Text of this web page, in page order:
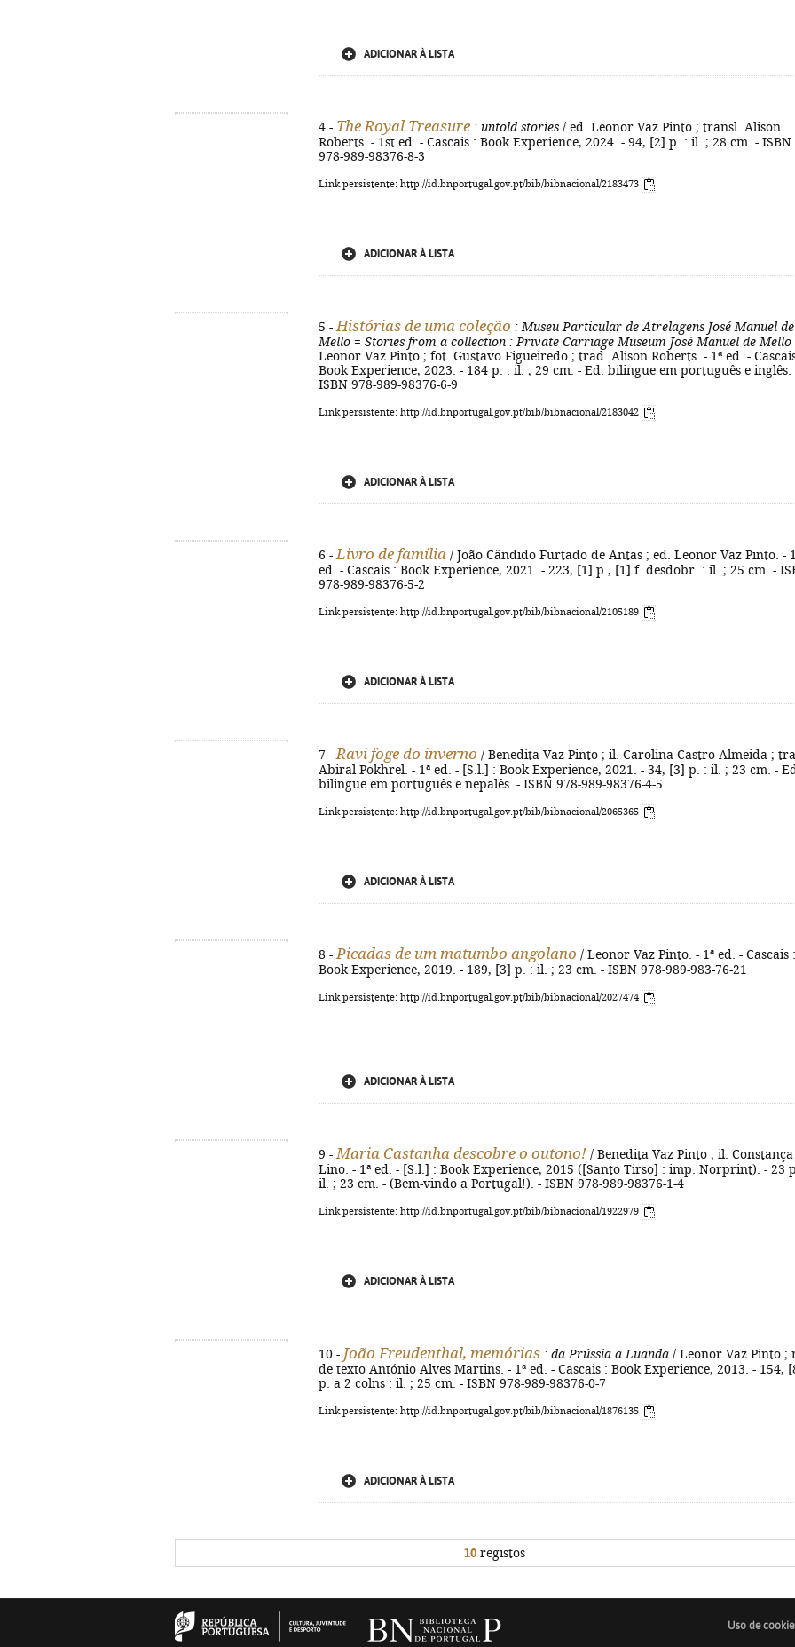
ADICIONAR À LISTA
4 - The Royal Treasure : untold stories / ed. Leonor Vaz Pinto ; transl. Alison
Roberts. - 1st ed. - Cascais : Book Experience, 2024. - 94, [2] p. : il. ; 28 cm. - ISBN
978-989-98376-8-3
Link persistente: http://id.bnportugal.gov.pt/bib/bibnacional/2183473
ADICIONAR À LISTA
5 - Histórias de uma coleção : Museu Particular de Atrelagens José Manuel de
Mello = Stories from a collection : Private Carriage Museum José Manuel de Mello
Leonor Vaz Pinto ; fot. Gustavo Figueiredo ; trad. Alison Roberts. - 1ª ed. -
Book Experience, 2023. - 184 p. : il. ; 29 cm. - Ed. bilingue em português e inglês.
ISBN 978-989-98376-6-9
Link persistente: http://id.bnportugal.gov.pt/bib/bibnacional/2183042
ADICIONAR À LISTA
6 - Livro de família / João Cândido Furtado de Antas ; ed. Leonor Vaz Pinto. -
ed. - Cascais : Book Experience, 2021. - 223, [1] p., [1] f. desdobr. : il. ; 25 cm. -
978-989-98376-5-2
Link persistente: http://id.bnportugal.gov.pt/bib/bibnacional/2105189
ADICIONAR À LISTA
7 - Ravi foge do inverno / Benedita Vaz Pinto ; il. Carolina Castro Almeida ;
Abiral Pokhrel. - 1ª ed. - [S.l.] : Book Experience, 2021. - 34, [3] p. : il. ; 23 cm. -
bilingue em português e nepalês. - ISBN 978-989-98376-4-5
Link persistente: http://id.bnportugal.gov.pt/bib/bibnacional/2065365
ADICIONAR À LISTA
8 - Picadas de um matumbo angolano / Leonor Vaz Pinto. - 1ª ed. - Cascais :
Book Experience, 2019. - 189, [3] p. : il. ; 23 cm. - ISBN 978-989-983-76-21
Link persistente: http://id.bnportugal.gov.pt/bib/bibnacional/2027474
ADICIONAR À LISTA
9 - Maria Castanha descobre o outono! / Benedita Vaz Pinto ; il. Constança
Lino. - 1ª ed. - [S.l.] : Book Experience, 2015 ([Santo Tirso] : imp. Norprint). - 23
il. ; 23 cm. - (Bem-vindo a Portugal!). - ISBN 978-989-98376-1-4
Link persistente: http://id.bnportugal.gov.pt/bib/bibnacional/1922979
ADICIONAR À LISTA
10 - João Freudenthal, memórias : da Prússia a Luanda / Leonor Vaz Pinto ;
de texto António Alves Martins. - 1ª ed. - Cascais : Book Experience, 2013. - 154,
p. a 2 colns : il. ; 25 cm. - ISBN 978-989-98376-0-7
Link persistente: http://id.bnportugal.gov.pt/bib/bibnacional/1876135
ADICIONAR À LISTA
10registos
Uso de